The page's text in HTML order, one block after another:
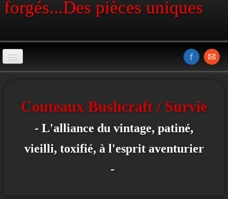
forgés...Des pièces uniques
La coutellerie artisanale
Couteaux Chasse
Couteaux Bushcraft / Survie
- L'alliance du vintage, patiné,
vieilli, toxifié, à l'esprit aventurier
-